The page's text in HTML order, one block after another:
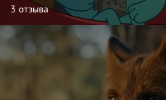
3 отзыва